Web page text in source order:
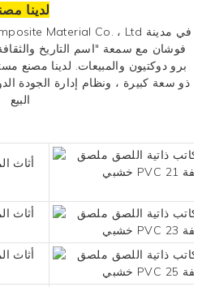
لدينا
فوشان مع سمعة "اسم التاريخ
البيع